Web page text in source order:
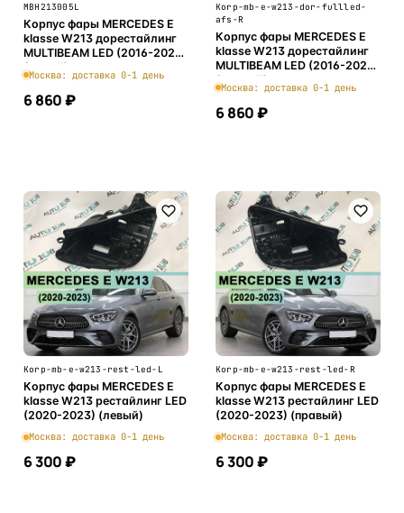
MBH213005L
Корпус фары MERCEDES E
klasse W213 дорестайлинг
MULTIBEAM LED (2016-2020)
(левый)
Москва: доставка 0-1 день
6 860 ₽
Korp-mb-e-w213-dor-fullled-
afs-R
Корпус фары MERCEDES E
klasse W213 дорестайлинг
MULTIBEAM LED (2016-2020)
(правый)
Москва: доставка 0-1 день
6 860 ₽
Korp-mb-e-w213-rest-led-L
Корпус фары MERCEDES E
klasse W213 рестайлинг LED
(2020-2023) (левый)
Москва: доставка 0-1 день
6 300 ₽
Korp-mb-e-w213-rest-led-R
Корпус фары MERCEDES E
klasse W213 рестайлинг LED
(2020-2023) (правый)
Москва: доставка 0-1 день
6 300 ₽